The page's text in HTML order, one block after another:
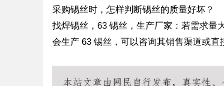
采购锡丝时，怎样判断锡丝的质量好坏？
找焊锡丝，63 锡丝，生产厂家：若需求量
会生产 63 锡丝，可以咨询其销售渠道或直